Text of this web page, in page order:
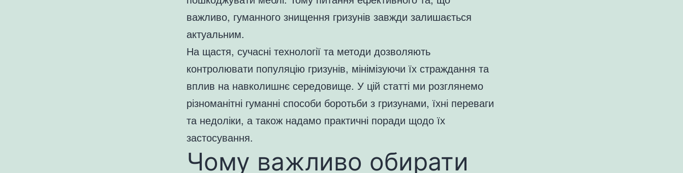
важливо, гуманного знищення гризунів завжди залишається
актуальним.
На щастя, сучасні технології та методи дозволяють
контролювати популяцію гризунів, мінімізуючи їх страждання та
вплив на навколишнє середовище. У цій статті ми розглянемо
різноманітні гуманні способи боротьби з гризунами, їхні переваги
та недоліки, а також надамо практичні поради щодо їх
застосування.
Чому важливо обирати